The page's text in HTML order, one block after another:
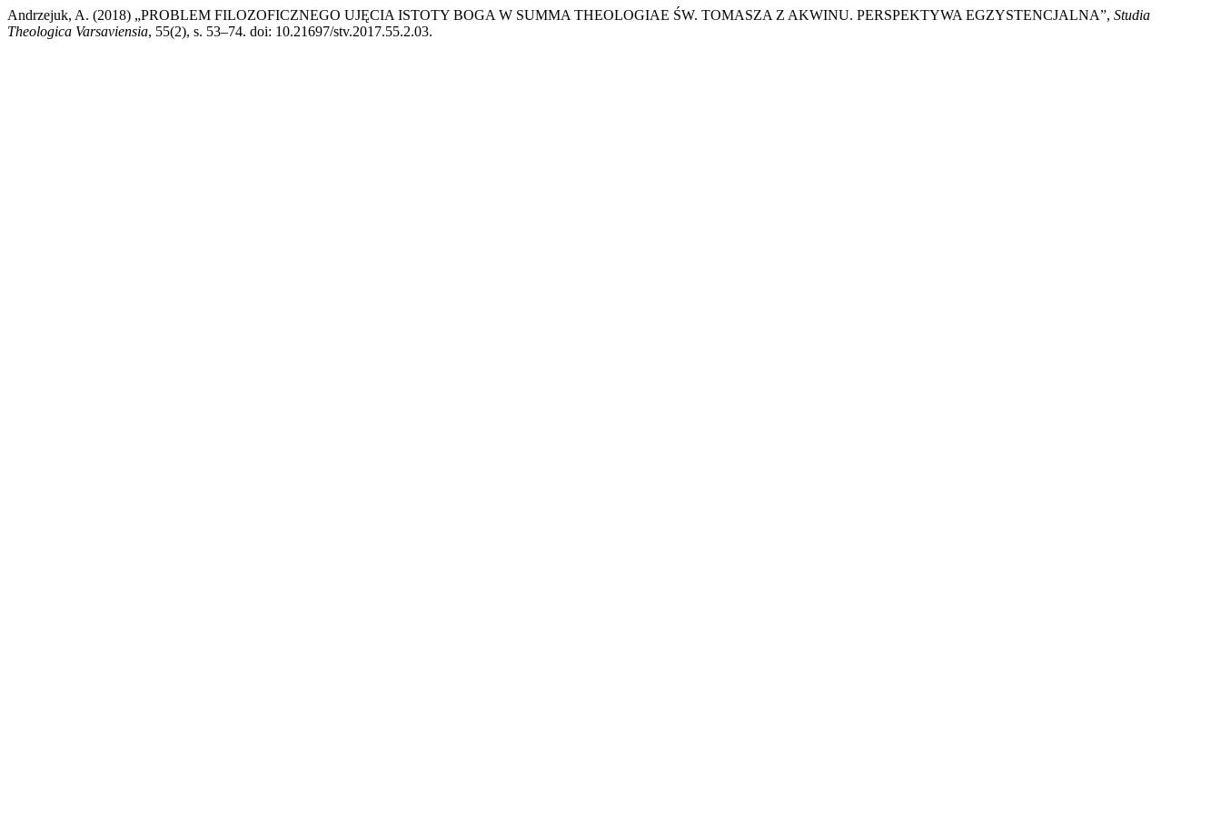
Andrzejuk, A. (2018) „PROBLEM FILOZOFICZNEGO UJĘCIA ISTOTY BOGA W SUMMA THEOLOGIAE ŚW. TOMASZA Z AKWINU. PERSPEKTYWA EGZYSTENCJALNA”, Studia
Theologica Varsaviensia, 55(2), s. 53–74. doi: 10.21697/stv.2017.55.2.03.